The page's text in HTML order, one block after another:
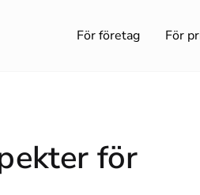
För företag För
för